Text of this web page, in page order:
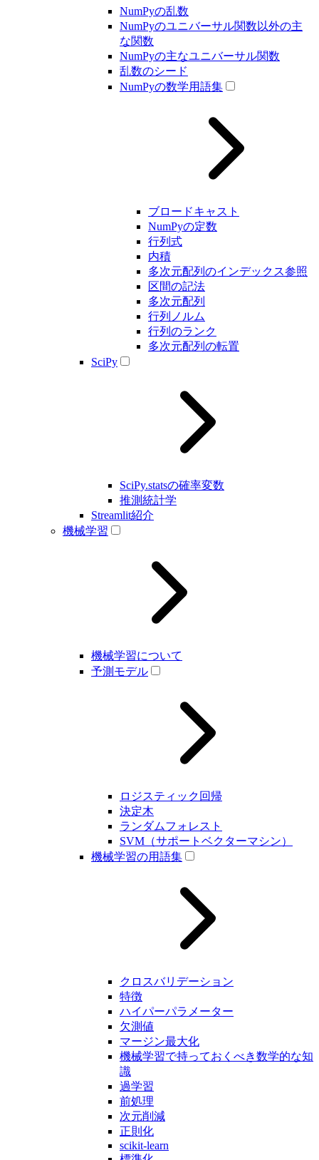
NumPyの乱数
NumPyのユニバーサル関数以外の主
な関数
NumPyの主なユニバーサル関数
乱数のシード
NumPyの数学用語集
ブロードキャスト
NumPyの定数
行列式
内積
多次元配列のインデックス参照
区間の記法
多次元配列
行列ノルム
行列のランク
多次元配列の転置
SciPy
SciPy.statsの確率変数
推測統計学
Streamlit紹介
機械学習
機械学習について
予測モデル
ロジスティック回帰
決定木
ランダムフォレスト
SVM（サポートベクターマシン）
機械学習の用語集
クロスバリデーション
特徴
ハイパーパラメーター
欠測値
マージン最大化
機械学習で持っておくべき数学的な知
識
過学習
前処理
次元削減
正則化
scikit-learn